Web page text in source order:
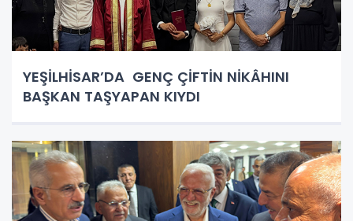
YEŞİLHİSAR’DA GENÇ ÇİFTİN NİKÂHINI
BAŞKAN TAŞYAPAN KIYDI